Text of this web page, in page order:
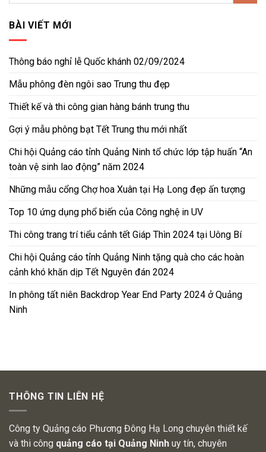
BÀI VIẾT MỚI
Thông báo nghỉ lễ Quốc khánh 02/09/2024
Mẫu phông đèn ngôi sao Trung thu đẹp
Thiết kế và thi công gian hàng bánh trung thu
Gợi ý mẫu phông bạt Tết Trung thu mới nhất
Chi hội Quảng cáo tỉnh Quảng Ninh tổ chức lớp tập huấn “An
toàn vệ sinh lao động” năm 2024
Những mẫu cổng Chợ hoa Xuân tại Hạ Long đẹp ấn tượng
Top 10 ứng dụng phổ biến của Công nghệ in UV
Thi công trang trí tiểu cảnh tết Giáp Thìn 2024 tại Uông Bí
Chi hội Quảng cáo tỉnh Quảng Ninh tặng quà cho các hoàn
cảnh khó khăn dịp Tết Nguyên đán 2024
In phông tất niên Backdrop Year End Party 2024 ở Quảng
Ninh
THÔNG TIN LIÊN HỆ
Công ty Quảng cáo Phương Đông Hạ Long chuyên thiết kế
và thi công quảng cáo tại Quảng Ninh uy tín, chuyên